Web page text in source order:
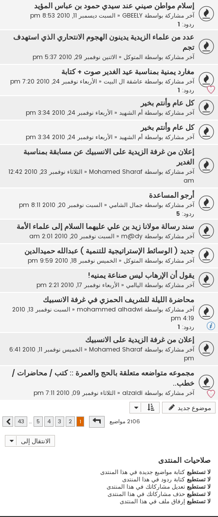
إسلام مواطن صيني عند سيدي حمود بن عباس المؤيد
آخر مشاركة بواسطة GBEELY
« السبت ديسمبر 11, 2010 8:53 pm
ردود:
عدد من علماء الزيدية يدينون الهجوم الانتحاري الذي استهدف
تجم
آخر مشاركة بواسطة المتوكل « الاثنين نوفمبر 29, 2010 5:37 pm
مغارد يمنية بمناسبة عيد الغدير صوت + كتابة
آخر مشاركة بواسطة عاشقة ال البيت« الأربعاء نوفمبر 24, 2010 7:20 pm
ردود:
كل عام وأنتم بخير
آخر مشاركة بواسطة أم الشهيد« الأربعاء نوفمبر 24, 2010 3:34 pm
كل عام وأنتم بخير
آخر مشاركة بواسطة أم الشهيد« الأربعاء نوفمبر 24, 2010 3:34 pm
إعلان من غرفة الزيدية على الانسبيك عن مسابقة بمناسبة
الغدير
آخر مشاركة بواسطة Mohamed Sharaf
«
الثلاثاء نوفمبر 23, 2010 12:42
am
أرجو المساعدة
آخر مشاركة بواسطة جمال الشامي « السبت نوفمبر 20, 2010 8:11 pm
ردود: 5
سند رسالة مولانا زيد بن علي عليهما السلام إلى علماء الأمة
آخر مشاركة بواسطة m@dy
« السبت نوفمبر 20, 2010 2:01 am
جديد ( الوسائط الإستراتيجية للتنمية ) عبدالله حميدالدين
آخر مشاركة بواسطة المتوكل « الخميس نوفمبر 18, 2010 9:59 pm
يقول أن الإرهاب ليس صناعة يمنيه!
آخر مشاركة بواسطة الياامي « الأربعاء نوفمبر 17, 2010 2:21 pm
محاضرة الليلة للشريف الحمزي في غرفة الانسبيك
آخر مشاركة بواسطة mohammed alhadwi
«
السبت نوفمبر 13, 2010
4:19 pm
ردود:
إعلان من غرفة الزيدية على الانسبيك
آخر مشاركة بواسطة Mohamed Sharaf
«
الخميس نوفمبر 11, 2010 6:41
pm
مجموعه متواضعه متعلقة بالحج والعمرة :: كتب / محاضرات /
خطب..
آخر مشاركة بواسطة alzaidi
« الثلاثاء نوفمبر 09, 2010 7:11 pm
موضوع جديد
2106 مواضيع صفحة1 من43
2
3
4
5
…
43 التالي
الانتقال إلى
صلاحيات المنتدى
لا تستطيعكتابة مواضيع جديدة في هذا المنتدى
لا تستطيعكتابة ردود في هذا المنتدى
لا تستطيعتعديل مشاركاتك في هذا المنتدى
لا تستطيعحذف مشاركاتك في هذا المنتدى
لا تستطيعإرفاق ملف في هذا المنتدى